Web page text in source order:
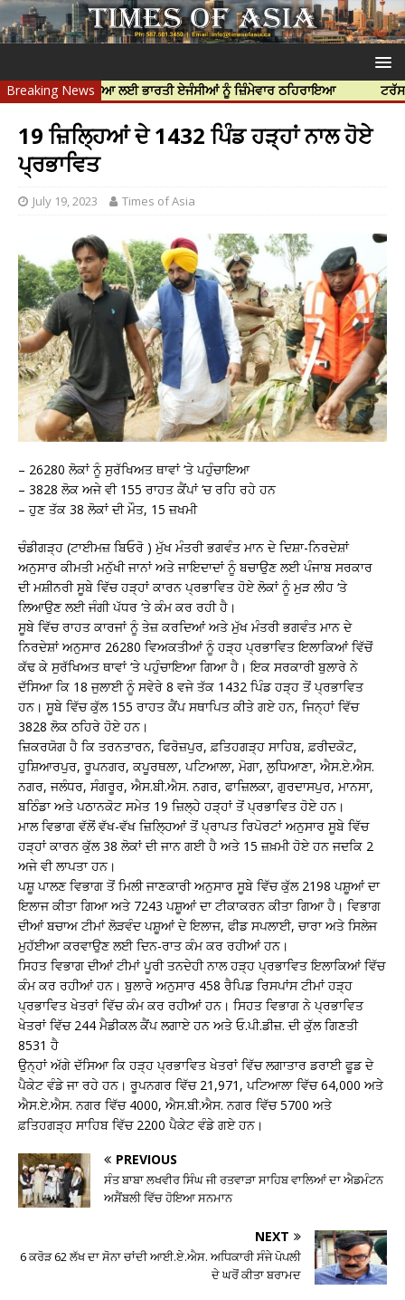
Breaking News
ਦੀ ਹੱਤਿਆ ਲਈ ਭਾਰਤੀ ਏਜੰਸੀਆਂ ਨੂੰ ਜ਼ਿੰਮੇਵਾਰ ਠਹਿਰਾਇਆ ਟਰੱਸਟਡ
19 ਜ਼ਿਲ੍ਹਿਆਂ ਦੇ 1432 ਪਿੰਡ ਹੜ੍ਹਾਂ ਨਾਲ ਹੋਏ
ਪ੍ਰਭਾਵਿਤ
July 19, 2023 Times of Asia
– 26280 ਲੋਕਾਂ ਨੂੰ ਸੁਰੱਖਿਅਤ ਥਾਵਾਂ ‘ਤੇ ਪਹੁੰਚਾਇਆ
– 3828 ਲੋਕ ਅਜੇ ਵੀ 155 ਰਾਹਤ ਕੈਂਪਾਂ ‘ਚ ਰਹਿ ਰਹੇ ਹਨ
– ਹੁਣ ਤੱਕ 38 ਲੋਕਾਂ ਦੀ ਮੌਤ, 15 ਜ਼ਖਮੀ
ਚੰਡੀਗੜ੍ਹ (ਟਾਈਮਜ਼ ਬਿਓਰੋ ) ਮੁੱਖ ਮੰਤਰੀ ਭਗਵੰਤ ਮਾਨ ਦੇ ਦਿਸ਼ਾ-ਨਿਰਦੇਸ਼ਾਂ
ਅਨੁਸਾਰ ਕੀਮਤੀ ਮਨੁੱਖੀ ਜਾਨਾਂ ਅਤੇ ਜਾਇਦਾਦਾਂ ਨੂੰ ਬਚਾਉਣ ਲਈ ਪੰਜਾਬ ਸਰਕਾਰ
ਦੀ ਮਸ਼ੀਨਰੀ ਸੂਬੇ ਵਿੱਚ ਹੜ੍ਹਾਂ ਕਾਰਨ ਪ੍ਰਭਾਵਿਤ ਹੋਏ ਲੋਕਾਂ ਨੂੰ ਮੁੜ ਲੀਹ ‘ਤੇ
ਲਿਆਉਣ ਲਈ ਜੰਗੀ ਪੱਧਰ ‘ਤੇ ਕੰਮ ਕਰ ਰਹੀ ਹੈ।
ਸੂਬੇ ਵਿੱਚ ਰਾਹਤ ਕਾਰਜਾਂ ਨੂੰ ਤੇਜ਼ ਕਰਦਿਆਂ ਅਤੇ ਮੁੱਖ ਮੰਤਰੀ ਭਗਵੰਤ ਮਾਨ ਦੇ
ਨਿਰਦੇਸ਼ਾਂ ਅਨੁਸਾਰ 26280 ਵਿਅਕਤੀਆਂ ਨੂੰ ਹੜ੍ਹ ਪ੍ਰਭਾਵਿਤ ਇਲਾਕਿਆਂ ਵਿੱਚੋਂ
ਕੱਢ ਕੇ ਸੁਰੱਖਿਅਤ ਥਾਵਾਂ ‘ਤੇ ਪਹੁੰਚਾਇਆ ਗਿਆ ਹੈ। ਇਕ ਸਰਕਾਰੀ ਬੁਲਾਰੇ ਨੇ
ਦੱਸਿਆ ਕਿ 18 ਜੁਲਾਈ ਨੂੰ ਸਵੇਰੇ 8 ਵਜੇ ਤੱਕ 1432 ਪਿੰਡ ਹੜ੍ਹ ਤੋਂ ਪ੍ਰਭਾਵਿਤ
ਹਨ। ਸੂਬੇ ਵਿੱਚ ਕੁੱਲ 155 ਰਾਹਤ ਕੈਂਪ ਸਥਾਪਿਤ ਕੀਤੇ ਗਏ ਹਨ, ਜਿਨ੍ਹਾਂ ਵਿੱਚ
3828 ਲੋਕ ਠਹਿਰੇ ਹੋਏ ਹਨ।
ਜ਼ਿਕਰਯੋਗ ਹੈ ਕਿ ਤਰਨਤਾਰਨ, ਫਿਰੋਜ਼ਪੁਰ, ਫ਼ਤਿਹਗੜ੍ਹ ਸਾਹਿਬ, ਫ਼ਰੀਦਕੋਟ,
ਹੁਸ਼ਿਆਰਪੁਰ, ਰੂਪਨਗਰ, ਕਪੂਰਥਲਾ, ਪਟਿਆਲਾ, ਮੋਗਾ, ਲੁਧਿਆਣਾ, ਐਸ.ਏ.ਐਸ.
ਨਗਰ, ਜਲੰਧਰ, ਸੰਗਰੂਰ, ਐਸ.ਬੀ.ਐਸ. ਨਗਰ, ਫਾਜ਼ਿਲਕਾ, ਗੁਰਦਾਸਪੁਰ, ਮਾਨਸਾ,
ਬਠਿੰਡਾ ਅਤੇ ਪਠਾਨਕੋਟ ਸਮੇਤ 19 ਜ਼ਿਲ੍ਹੇ ਹੜ੍ਹਾਂ ਤੋਂ ਪ੍ਰਭਾਵਿਤ ਹੋਏ ਹਨ।
ਮਾਲ ਵਿਭਾਗ ਵੱਲੋਂ ਵੱਖ-ਵੱਖ ਜ਼ਿਲ੍ਹਿਆਂ ਤੋਂ ਪ੍ਰਾਪਤ ਰਿਪੋਰਟਾਂ ਅਨੁਸਾਰ ਸੂਬੇ ਵਿੱਚ
ਹੜ੍ਹਾਂ ਕਾਰਨ ਕੁੱਲ 38 ਲੋਕਾਂ ਦੀ ਜਾਨ ਗਈ ਹੈ ਅਤੇ 15 ਜ਼ਖ਼ਮੀ ਹੋਏ ਹਨ ਜਦਕਿ 2
ਅਜੇ ਵੀ ਲਾਪਤਾ ਹਨ।
ਪਸ਼ੂ ਪਾਲਣ ਵਿਭਾਗ ਤੋਂ ਮਿਲੀ ਜਾਣਕਾਰੀ ਅਨੁਸਾਰ ਸੂਬੇ ਵਿੱਚ ਕੁੱਲ 2198 ਪਸ਼ੂਆਂ ਦਾ
ਇਲਾਜ ਕੀਤਾ ਗਿਆ ਅਤੇ 7243 ਪਸ਼ੂਆਂ ਦਾ ਟੀਕਾਕਰਨ ਕੀਤਾ ਗਿਆ ਹੈ। ਵਿਭਾਗ
ਦੀਆਂ ਬਚਾਅ ਟੀਮਾਂ ਲੋੜਵੰਦ ਪਸ਼ੂਆਂ ਦੇ ਇਲਾਜ, ਫੀਡ ਸਪਲਾਈ, ਚਾਰਾ ਅਤੇ ਸਿਲੇਜ
ਮੁਹੱਈਆ ਕਰਵਾਉਣ ਲਈ ਦਿਨ-ਰਾਤ ਕੰਮ ਕਰ ਰਹੀਆਂ ਹਨ।
ਸਿਹਤ ਵਿਭਾਗ ਦੀਆਂ ਟੀਮਾਂ ਪੂਰੀ ਤਨਦੇਹੀ ਨਾਲ ਹੜ੍ਹ ਪ੍ਰਭਾਵਿਤ ਇਲਾਕਿਆਂ ਵਿੱਚ
ਕੰਮ ਕਰ ਰਹੀਆਂ ਹਨ। ਬੁਲਾਰੇ ਅਨੁਸਾਰ 458 ਰੈਪਿਡ ਰਿਸਪਾਂਸ ਟੀਮਾਂ ਹੜ੍ਹ
ਪ੍ਰਭਾਵਿਤ ਖੇਤਰਾਂ ਵਿੱਚ ਕੰਮ ਕਰ ਰਹੀਆਂ ਹਨ। ਸਿਹਤ ਵਿਭਾਗ ਨੇ ਪ੍ਰਭਾਵਿਤ
ਖੇਤਰਾਂ ਵਿੱਚ 244 ਮੈਡੀਕਲ ਕੈਂਪ ਲਗਾਏ ਹਨ ਅਤੇ ਓ.ਪੀ.ਡੀਜ਼. ਦੀ ਕੁੱਲ ਗਿਣਤੀ
8531 ਹੈ
ਉਨ੍ਹਾਂ ਅੱਗੇ ਦੱਸਿਆ ਕਿ ਹੜ੍ਹ ਪ੍ਰਭਾਵਿਤ ਖੇਤਰਾਂ ਵਿੱਚ ਲਗਾਤਾਰ ਡਰਾਈ ਫੂਡ ਦੇ
ਪੈਕੇਟ ਵੰਡੇ ਜਾ ਰਹੇ ਹਨ। ਰੂਪਨਗਰ ਵਿੱਚ 21,971, ਪਟਿਆਲਾ ਵਿੱਚ 64,000 ਅਤੇ
ਐਸ.ਏ.ਐਸ. ਨਗਰ ਵਿੱਚ 4000, ਐਸ.ਬੀ.ਐਸ. ਨਗਰ ਵਿੱਚ 5700 ਅਤੇ
ਫ਼ਤਿਹਗੜ੍ਹ ਸਾਹਿਬ ਵਿੱਚ 2200 ਪੈਕੇਟ ਵੰਡੇ ਗਏ ਹਨ।
PREVIOUS
ਸੰਤ ਬਾਬਾ ਲਖਵੀਰ ਸਿੰਘ ਜੀ ਰਤਵਾੜਾ ਸਾਹਿਬ ਵਾਲਿਆਂ ਦਾ ਐਡਮੰਟਨ
ਅਸੈਂਬਲੀ ਵਿੱਚ ਹੋਇਆ ਸਨਮਾਨ
NEXT
6 ਕਰੋੜ 62 ਲੱਖ ਦਾ ਸੋਨਾ ਚਾਂਦੀ ਆਈ.ਏ.ਐਸ. ਅਧਿਕਾਰੀ ਸੰਜੇ ਪੋਪਲੀ
ਦੇ ਘਰੋਂ ਕੀਤਾ ਬਰਾਮਦ